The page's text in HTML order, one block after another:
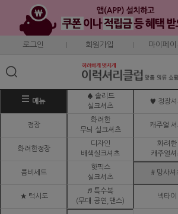
로그인 회원가입 마이페이
메뉴
♠ 솔리드
실크셔츠
♥ 정장셔
정장
화려한
무늬 실크셔츠
캐주얼
화려한정장
디자인
배색실크셔츠
화려한
캐주얼셔
콤비세트
핫픽스
실크셔츠
# 망사셔
★ 턱시도
♬ 특수복
(무대.공연,댄스)
넥타이